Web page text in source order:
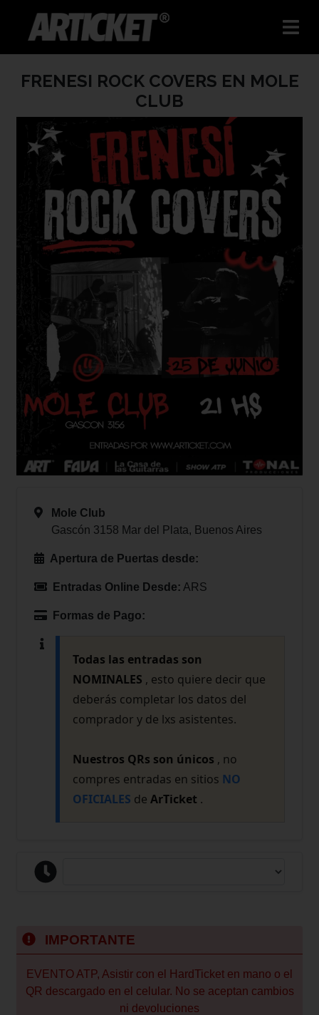
FRENESI ROCK COVERS EN MOLE
CLUB
Mole Club
Gascón 3158 Mar del Plata, Buenos Aires
Apertura de Puertas desde:
Entradas Online Desde: ARS
Formas de Pago:
Todas las entradas son
NOMINALES , esto quiere decir que
deberás completar los datos del
comprador y de lxs asistentes.
Nuestros QRs son únicos , no
compres entradas en sitios NO
OFICIALES de ArTicket .
IMPORTANTE
EVENTO ATP, Asistir con el HardTicket en mano o el
QR descargado en el celular. No se aceptan cambios
ni devoluciones